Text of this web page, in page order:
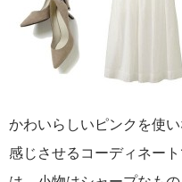
かわいらしいピンクを使
感じさせるコーディネー